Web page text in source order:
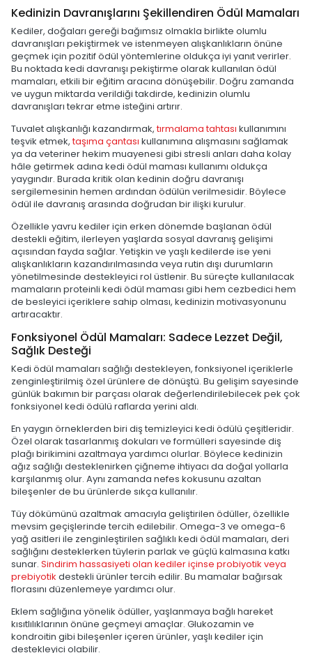
Kedinizin Davranışlarını Şekillendiren Ödül Mamaları
Kediler, doğaları gereği bağımsız olmakla birlikte olumlu
davranışları pekiştirmek ve istenmeyen alışkanlıkların önüne
geçmek için pozitif ödül yöntemlerine oldukça iyi yanıt verirler.
Bu noktada kedi davranışı pekiştirme olarak kullanılan ödül
mamaları, etkili bir eğitim aracına dönüşebilir. Doğru zamanda
ve uygun miktarda verildiği takdirde, kedinizin olumlu
davranışları tekrar etme isteğini artırır.
Tuvalet alışkanlığı kazandırmak, tırmalama tahtası kullanımını
teşvik etmek, taşıma çantası kullanımına alışmasını sağlamak
ya da veteriner hekim muayenesi gibi stresli anları daha kolay
hâle getirmek adına kedi ödül maması kullanımı oldukça
yaygındır. Burada kritik olan kedinin doğru davranışı
sergilemesinin hemen ardından ödülün verilmesidir. Böylece
ödül ile davranış arasında doğrudan bir ilişki kurulur.
Özellikle yavru kediler için erken dönemde başlanan ödül
destekli eğitim, ilerleyen yaşlarda sosyal davranış gelişimi
açısından fayda sağlar. Yetişkin ve yaşlı kedilerde ise yeni
alışkanlıkların kazandırılmasında veya rutin dışı durumların
yönetilmesinde destekleyici rol üstlenir. Bu süreçte kullanılacak
mamaların proteinli kedi ödül maması gibi hem cezbedici hem
de besleyici içeriklere sahip olması, kedinizin motivasyonunu
artıracaktır.
Fonksiyonel Ödül Mamaları: Sadece Lezzet Değil,
Sağlık Desteği
Kedi ödül mamaları sağlığı destekleyen, fonksiyonel içeriklerle
zenginleştirilmiş özel ürünlere de dönüştü. Bu gelişim sayesinde
günlük bakımın bir parçası olarak değerlendirilebilecek pek çok
fonksiyonel kedi ödülü raflarda yerini aldı.
En yaygın örneklerden biri diş temizleyici kedi ödülü çeşitleridir.
Özel olarak tasarlanmış dokuları ve formülleri sayesinde diş
plağı birikimini azaltmaya yardımcı olurlar. Böylece kedinizin
ağız sağlığı desteklenirken çiğneme ihtiyacı da doğal yollarla
karşılanmış olur. Aynı zamanda nefes kokusunu azaltan
bileşenler de bu ürünlerde sıkça kullanılır.
Tüy dökümünü azaltmak amacıyla geliştirilen ödüller, özellikle
mevsim geçişlerinde tercih edilebilir. Omega-3 ve omega-6
yağ asitleri ile zenginleştirilen sağlıklı kedi ödül mamaları, deri
sağlığını desteklerken tüylerin parlak ve güçlü kalmasına katkı
sunar. Sindirim hassasiyeti olan kediler içinse probiyotik veya
prebiyotik destekli ürünler tercih edilir. Bu mamalar bağırsak
florasını düzenlemeye yardımcı olur.
Eklem sağlığına yönelik ödüller, yaşlanmaya bağlı hareket
kısıtlılıklarının önüne geçmeyi amaçlar. Glukozamin ve
kondroitin gibi bileşenler içeren ürünler, yaşlı kediler için
destekleyici olabilir.